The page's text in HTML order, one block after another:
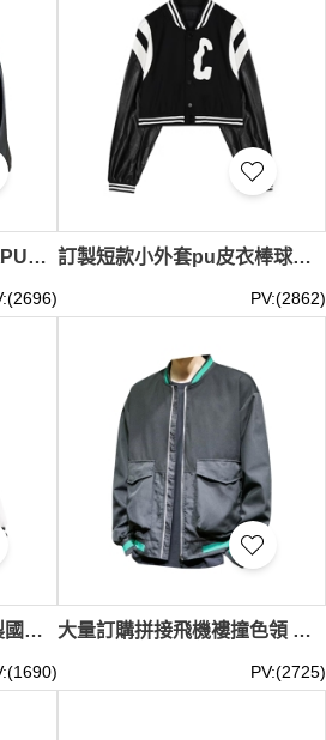
網上訂購美式甜酷風辣妹PU皮棒球服 設計拼接棒球服女春秋 ins潮寬鬆短款外套夾克上衣 Y2K 千禧風 複古棒球外套 复古时尚 SKBJ027 訂製短款小外套pu皮衣棒球服 設計女春季美式夾克 ins潮長袖上衣 千禧時裝 21世紀 YK2 千禧風 SKBJ026
PV:(2862)
訂購拼色翻領棒球服 自製國潮情侶棒球服 美式複古短款夾克外套 聚酯纖維100% Y2K 千禧風 SKBJ025 大量訂購拼接飛機褸撞色領 美式棒球褸 Y2K 千禧風 拼接 SKBJ024
PV:(2725)